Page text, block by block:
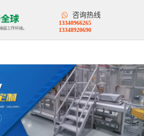
咨询热线
13340966265
13348920690